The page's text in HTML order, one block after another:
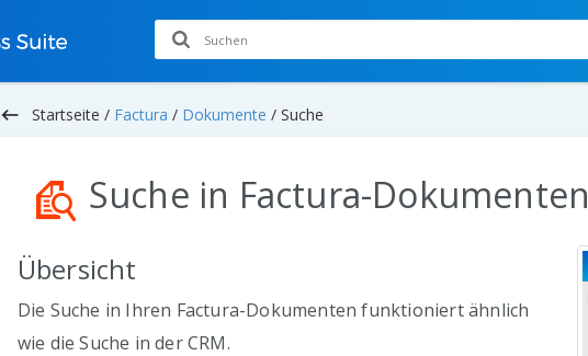
keyboard_backspace Startseite / Factura / Dokumente / Suche
Suche in Factura-Dokumenten
Übersicht
Die Suche in Ihren Factura-Dokumenten funktioniert ähnlich
wie die Suche in der CRM.